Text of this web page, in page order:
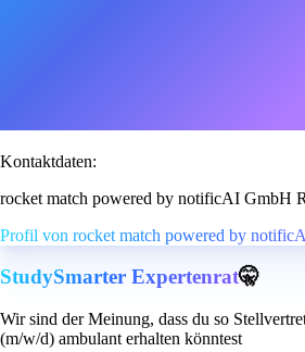
Kontaktdaten:
rocket match powered by notificAI GmbH
Profil von rocket match powered by
StudySmarter Expertenrat🤫
Wir sind der Meinung, dass du so
(m/w/d) ambulant erhalten könntest